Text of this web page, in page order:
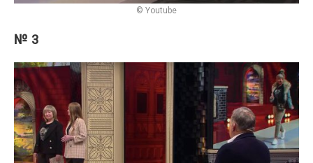
© Youtube
№ 3